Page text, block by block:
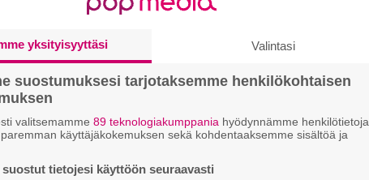
Lippupisteessä maanantaina
yksityisyyttäsi Valintasi
suostumuksesi tarjotaksemme henkilökohtaisen
valitsemamme 89 teknologiakumppania hyödynnämme henkilötietoja
käyttäjäkokemuksen sekä kohdentaaksemme sisältöä ja
suostut tietojesi käyttöön seuraavasti